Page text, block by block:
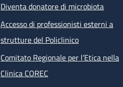
Diventa donatore di microbiota
Accesso di professionisti esterni a
strutture del Policlinico
Comitato Regionale per l’Etica nella
Clinica COREC